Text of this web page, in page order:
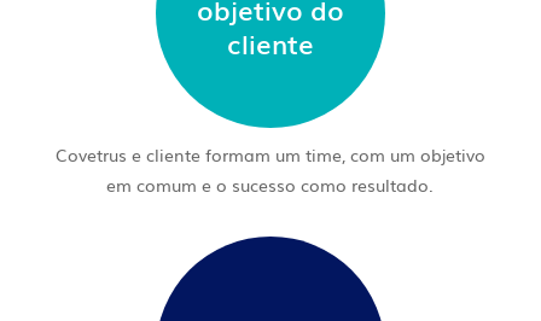
objetivo do
cliente
Covetrus e cliente formam um time, com um objetivo
em comum e o sucesso como resultado.